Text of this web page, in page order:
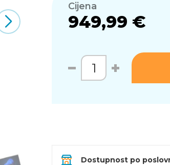
Cijena
949,99 €
Dostupnost po